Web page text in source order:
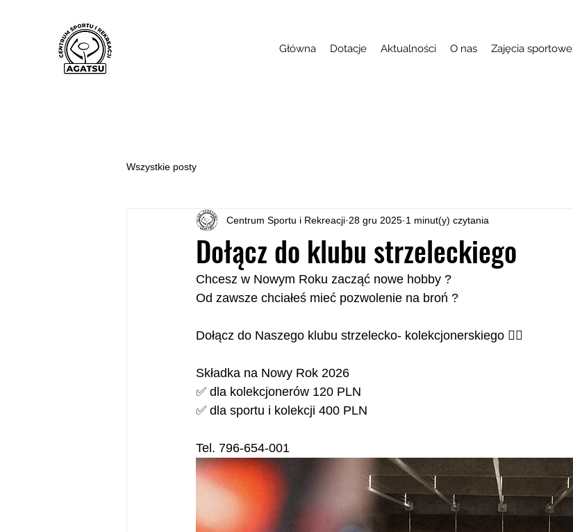
Główna Dotacje Aktualności O nas Zajęcia sportowe
Wszystkie posty
Dołącz do klubu strzeleckiego
Centrum Sportu i Rekreacji 28 gru 2025 1 minut(y) czytania
Chcesz w Nowym Roku zacząć nowe hobby ?
Od zawsze chciałeś mieć pozwolenie na broń ?
Dołącz do Naszego klubu strzelecko- kolekcjonerskiego ❤️‍🔥
Składka na Nowy Rok 2026
✅ dla kolekcjonerów 120 PLN
✅ dla sportu i kolekcji 400 PLN
Tel. 796-654-001